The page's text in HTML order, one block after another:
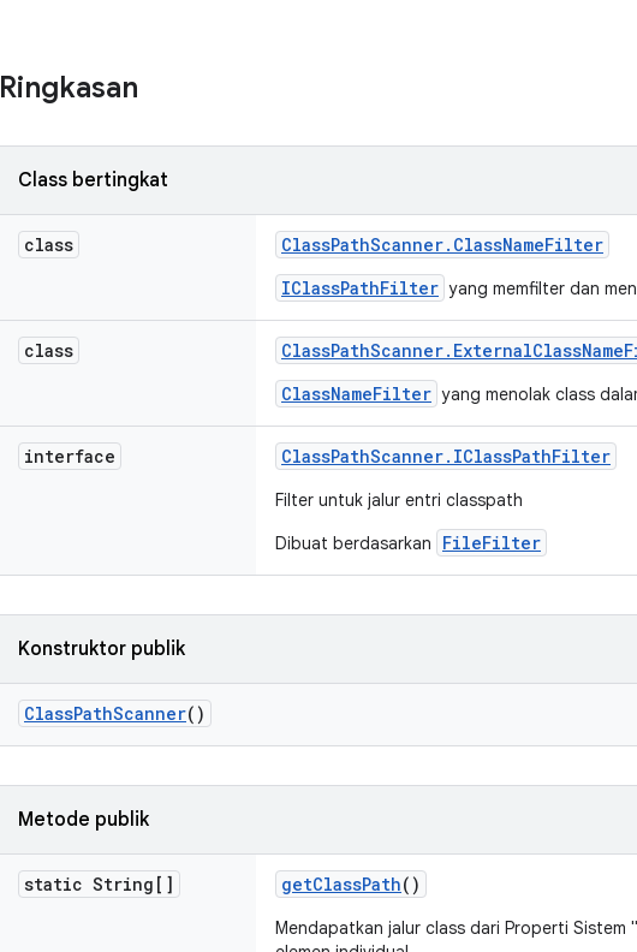
Ringkasan
Class bertingkat
class ClassPathScanner. ClassNameFilter
IClassPathFilter yang memfilter dan
class ClassPathScanner. ExternalClassName
ClassNameFilter yang menolak class
interface ClassPathScanner. IClassPathFilter
Filter untuk jalur entri classpath
Dibuat berdasarkan
FileFilter
Konstruktor publik
ClassPathScanner()
Metode publik
static String[] getClassPath()
Mendapatkan jalur class dari Properti Sistem